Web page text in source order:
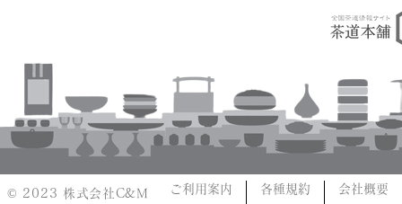
© 2023 株式会社C&M ご利用案内 各種規約 会社概要